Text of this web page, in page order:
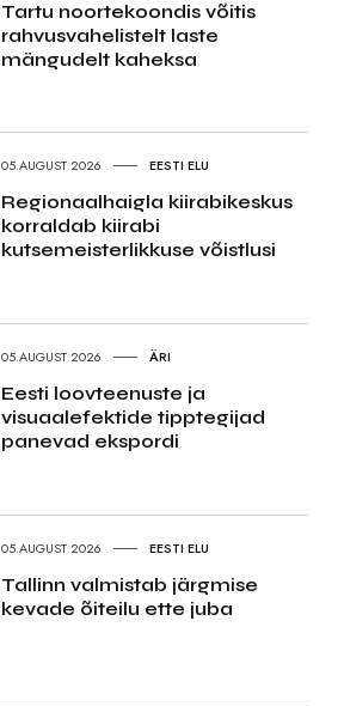
Tartu noortekoondis võitis
rahvusvahelistelt laste
mängudelt kaheksa
05.AUGUST 2026 EESTI ELU
Regionaalhaigla kiirabikeskus
korraldab kiirabi
kutsemeisterlikkuse võistlusi
05.AUGUST 2026 ÄRI
Eesti loovteenuste ja
visuaalefektide tipptegijad
panevad ekspordi
05.AUGUST 2026 EESTI ELU
Tallinn valmistab järgmise
kevade õiteilu ette juba